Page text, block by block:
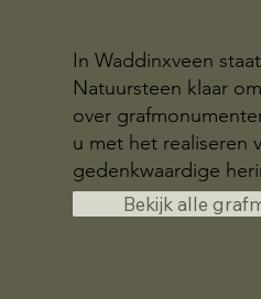
In Waddinxveen
Natuursteen klaar
over
u met het realiseren
gedenkwaardige
Bekijk alle